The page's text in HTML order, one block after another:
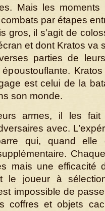
Mais les moments
par étapes
gros, il s’agit de
et dont Kratos va
parties de
est celui de la
son monde.
armes, il les
avec.
qui, quand elle
mais une efficacité
le joueur à
impossible de
coffres et objets